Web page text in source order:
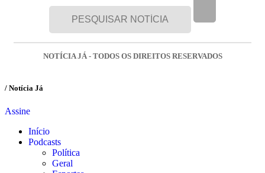
NOTÍCIA JÁ - TODOS OS DIREITOS RESERVADOS
/ Notícia Já
Assine
Início
Podcasts
Política
Geral